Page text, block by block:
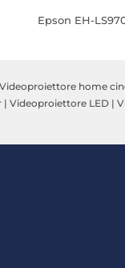
Epson EH-
Videoproiettore home
| Videoproiettore LED |